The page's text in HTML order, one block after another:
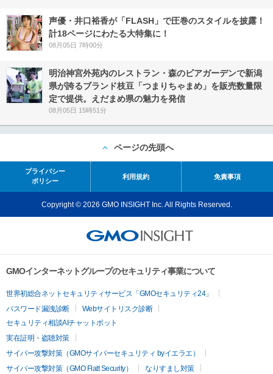
声優・井口裕香が「FLASH」で圧巻のスタイルを披露！
計18ページにわたる大特集に！
08月05日 7時00分
明治神宮外苑内のレストラン・森のビアガーデンで新潟
県が誇るブランド枝豆「つまりちゃまめ」を販売数量限
定で提供。えだまめ県の魅力を発信
08月05日 15時51分
ページの先頭へ
プライバシー
ポリシー
利用規約 免責事項
Copyright © 2026 GMO INSIGHT Inc. All Rights Reserved.
GMOインターネットグループのセキュリティ事業について
世界初総合ネットセキュリティサービス「GMOセキュリティ24」
パスワード漏洩診断
Webサイトリスク診断
セキュリティ相談AIチャットボット
実在証明・盗聴対策
サイバー攻撃対策（GMOサイバーセキュリティ byイエラエ）
サイバー攻撃対策（GMO Flatt Security）
なりすまし対策